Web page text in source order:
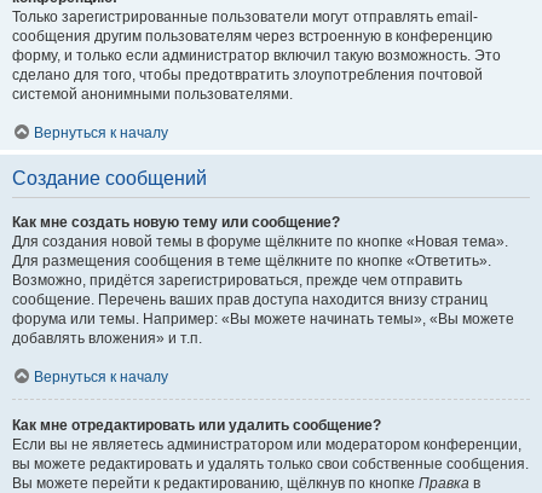
Только зарегистрированные пользователи могут отправлять email-
сообщения другим пользователям через встроенную в конференцию
форму, и только если администратор включил такую возможность. Это
сделано для того, чтобы предотвратить злоупотребления почтовой
системой анонимными пользователями.
Вернуться к началу
Создание сообщений
Как мне создать новую тему или сообщение?
Для создания новой темы в форуме щёлкните по кнопке «Новая тема».
Для размещения сообщения в теме щёлкните по кнопке «Ответить».
Возможно, придётся зарегистрироваться, прежде чем отправить
сообщение. Перечень ваших прав доступа находится внизу страниц
форума или темы. Например: «Вы можете начинать темы», «Вы можете
добавлять вложения» и т.п.
Вернуться к началу
Как мне отредактировать или удалить сообщение?
Если вы не являетесь администратором или модератором конференции,
вы можете редактировать и удалять только свои собственные сообщения.
Вы можете перейти к редактированию, щёлкнув по кнопке Правка в